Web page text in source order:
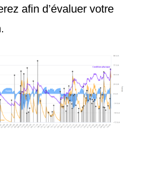
afin d’évaluer votre